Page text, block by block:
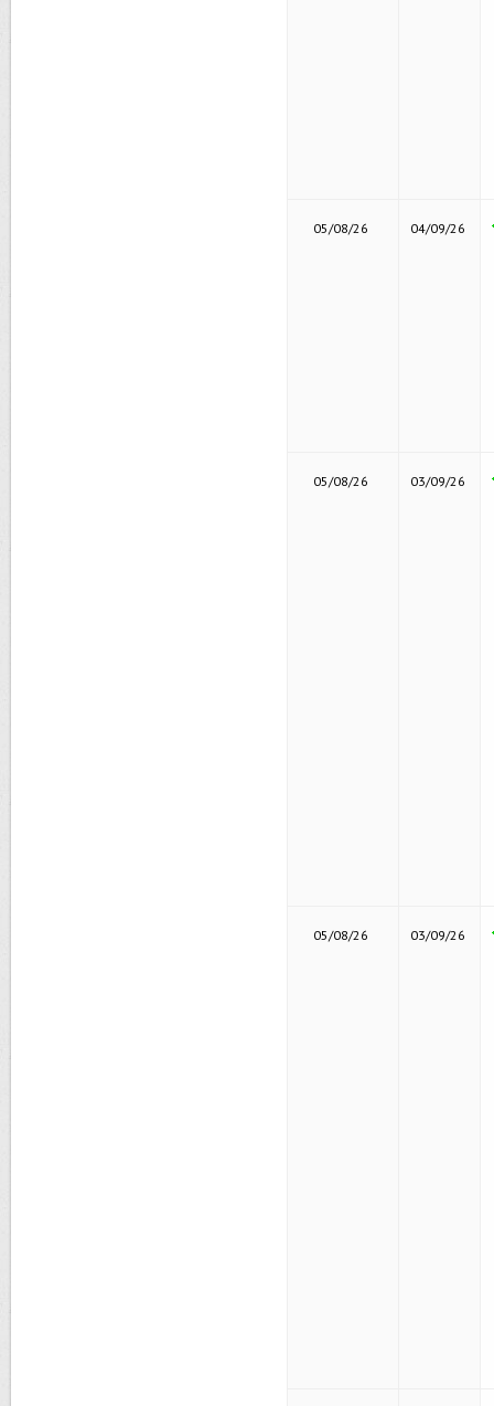
05/08/26 04/09/26
05/08/26 03/09/26
05/08/26 03/09/26